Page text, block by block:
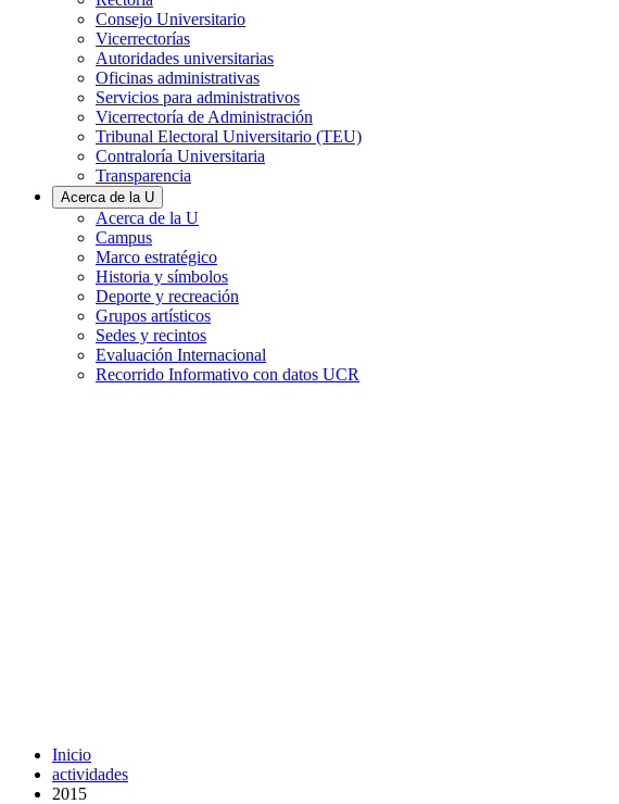
Consejo Universitario
Vicerrectorías
Autoridades universitarias
Oficinas administrativas
Servicios para administrativos
Vicerrectoría de Administración
Tribunal Electoral Universitario (TEU)
Contraloría Universitaria
Transparencia
Acerca de la U
Acerca de la U
Campus
Marco estratégico
Historia y símbolos
Deporte y recreación
Grupos artísticos
Sedes y recintos
Evaluación Internacional
Recorrido Informativo con datos UCR
Inicio
actividades
2015